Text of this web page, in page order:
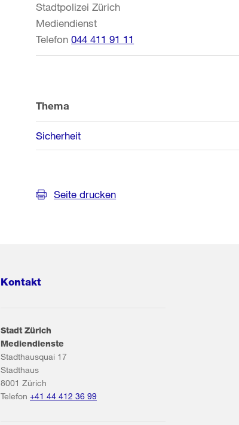
Stadtpolizei Zürich
Mediendienst
Telefon 044 411 91 11
Thema
Sicherheit
Seite drucken
Kontakt
Stadt Zürich
Mediendienste
Stadthausquai 17
Stadthaus
8001 Zürich
Telefon +41 44 412 36 99